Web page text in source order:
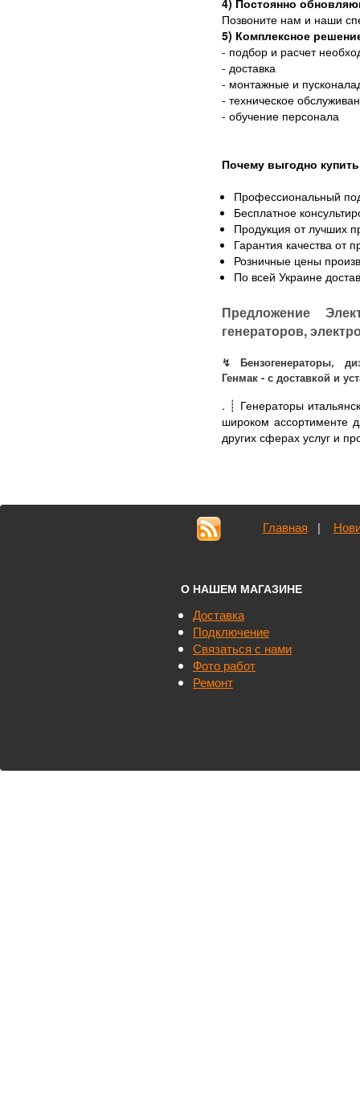
4) Постоянно
Позвоните нам и наши
5) Комплексное
- подбор и расчет
- доставка
- монтажные и
- техническое
- обучение персонала
Почему выгодно
Профессиональный
Бесплатное
Продукция от лучших
Гарантия качества от
Розничные цены
По всей Украине
Предложение
генераторов,
↯ Бензогенераторы,
Генмак - с доставкой и
. ┊ Генераторы
широком ассортименте
других сферах услуг и
Главная |
О НАШЕМ МАГАЗИНЕ
Доставка
Подключение
Связаться с нами
Фото работ
Ремонт